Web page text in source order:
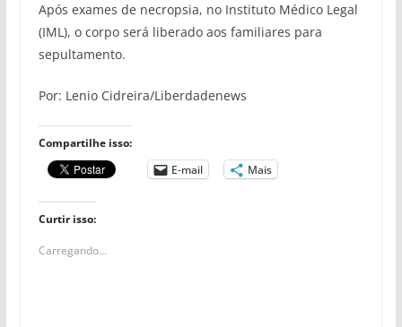
Após exames de necropsia, no Instituto Médico Legal
(IML), o corpo será liberado aos familiares para
sepultamento.
Por: Lenio Cidreira/Liberdadenews
Compartilhe isso:
E-mail
Mais
Curtir isso:
Carregando...